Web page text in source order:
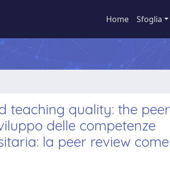
Home Sfoglia
teaching quality: the peer
delle competenze
la peer review come